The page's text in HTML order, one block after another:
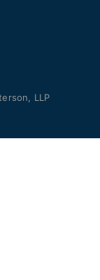
LLP